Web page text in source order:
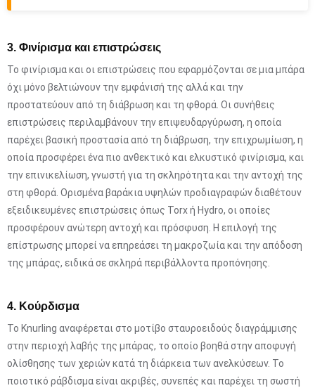
3. Φινίρισμα και επιστρώσεις
Το φινίρισμα και οι επιστρώσεις που εφαρμόζονται σε μια μπάρα
όχι μόνο βελτιώνουν την εμφάνισή της αλλά και την
προστατεύουν από τη διάβρωση και τη φθορά. Οι συνήθεις
επιστρώσεις περιλαμβάνουν την επιψευδαργύρωση, η οποία
παρέχει βασική προστασία από τη διάβρωση, την επιχρωμίωση, η
οποία προσφέρει ένα πιο ανθεκτικό και ελκυστικό φινίρισμα, και
την επινικελίωση, γνωστή για τη σκληρότητα και την αντοχή της
στη φθορά. Ορισμένα βαράκια υψηλών προδιαγραφών διαθέτουν
εξειδικευμένες επιστρώσεις όπως Torx ή Hydro, οι οποίες
προσφέρουν ανώτερη αντοχή και πρόσφυση. Η επιλογή της
επίστρωσης μπορεί να επηρεάσει τη μακροζωία και την απόδοση
της μπάρας, ειδικά σε σκληρά περιβάλλοντα προπόνησης.
4. Κούρδισμα
Το Knurling αναφέρεται στο μοτίβο σταυροειδούς διαγράμμισης
στην περιοχή λαβής της μπάρας, το οποίο βοηθά στην αποφυγή
ολίσθησης των χεριών κατά τη διάρκεια των ανελκύσεων. Το
ποιοτικό ράβδισμα είναι ακριβές, συνεπές και παρέχει τη σωστή